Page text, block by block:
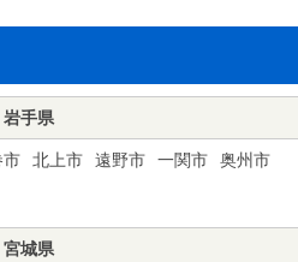
岩手県
市 北上市 遠野市 一関市
奥州市
宮城県